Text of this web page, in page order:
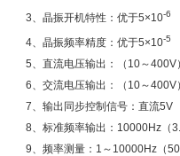
3、晶振开机特性：优于5×10-6
4、晶振频率精度：优于5×10-5
5、直流电压输出：（10～400V
6、交流电压输出：（10～400V
7、输出同步控制信号：直流5V
8、标准频率输出：10000Hz（
9、频率测量：1～10000Hz（